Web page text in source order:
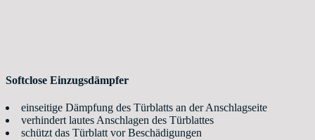
Softclose Einzugsdämpfer
einseitige Dämpfung des Türblatts an der Anschlagseite
verhindert lautes Anschlagen des Türblattes
schützt das Türblatt vor Beschädigungen